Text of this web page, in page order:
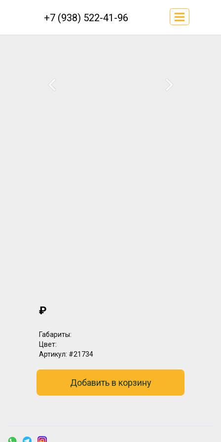
+7 (938) 522-41-96
₽
Габариты:
Цвет:
Артикул: #21734
Добавить в корзину